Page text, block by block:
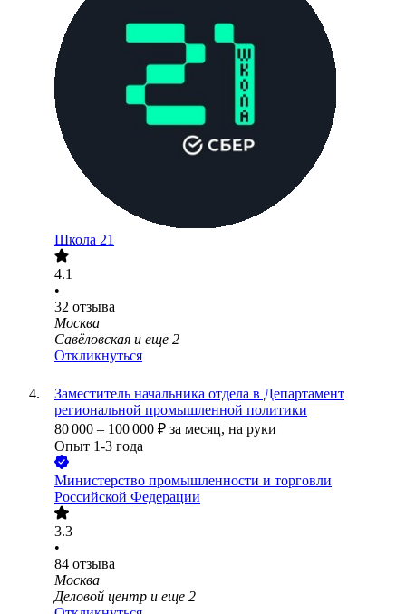
Школа 21
4.1
•
32 отзыва
Москва
Савёловская и еще 2
Откликнуться
Заместитель начальника отдела в Департамент
региональной промышленной политики
80 000 – 100 000 ₽ за месяц, на руки
Опыт 1-3 года
Министерство промышленности и торговли
Российской Федерации
3.3
•
84 отзыва
Москва
Деловой центр и еще 2